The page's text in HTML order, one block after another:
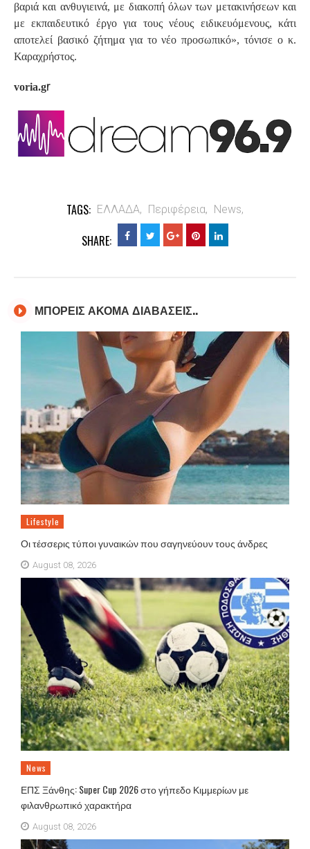
βαριά και ανθυγιεινά, με διακοπή όλων των μετακινήσεων και
με εκπαιδευτικό έργο για τους νέους ειδικευόμενους, κάτι
αποτελεί βασικό ζήτημα για το νέο προσωπικό», τόνισε ο κ.
Καραχρήστος.
voria.gr
TAGS: ΕΛΛΑΔΑ, Περιφέρεια, News,
SHARE:
ΜΠΟΡΕΙΣ ΑΚΟΜΑ ΔΙΑΒΑΣΕΙΣ..
Lifestyle
Οι τέσσερις τύποι γυναικών που σαγηνεύουν τους άνδρες
August 08, 2026
News
ΕΠΣ Ξάνθης: Super Cup 2026 στο γήπεδο Κιμμερίων με
φιλανθρωπικό χαρακτήρα
August 08, 2026